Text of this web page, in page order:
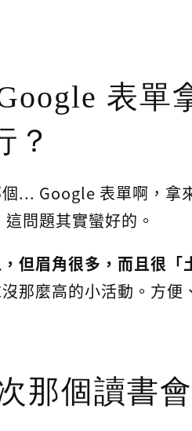
表單
？
... Google 表單啊，拿
問題其實蠻好的。
但眉角很多，而且很「
那麼高的小活動。方
那個讀書